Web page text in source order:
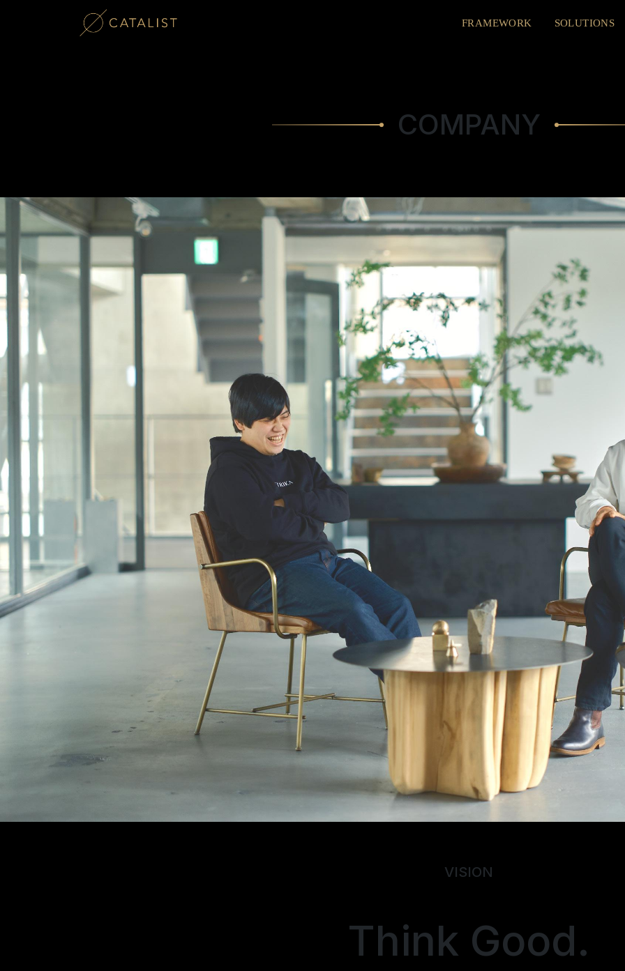
FRAMEWORK SOLUTIONS
COMPANY
VISION
Think Good.